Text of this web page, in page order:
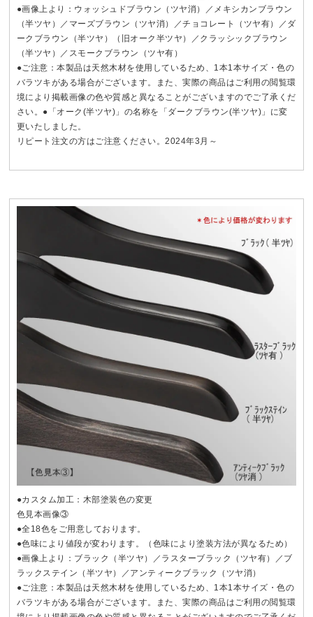
●画像上より：ウォッシュドブラウン（ツヤ消）／メキシカンブラウン
（半ツヤ）／マーズブラウン（ツヤ消）／チョコレート（ツヤ有）／ダ
ークブラウン（半ツヤ）（旧オーク半ツヤ）／クラッシックブラウン
（半ツヤ）／スモークブラウン（ツヤ有）
●ご注意：本製品は天然木材を使用しているため、1本1本サイズ・色の
バラツキがある場合がございます。また、実際の商品はご利用の閲覧環
境により掲載画像の色や質感と異なることがございますのでご了承くだ
さい。●「オーク(半ツヤ)」の名称を「ダークブラウン(半ツヤ)」に変
更いたしました。
リピート注文の方はご注意ください。2024年3月～
●カスタム加工：木部塗装色の変更
色見本画像③
●全18色をご用意しております。
●色味により値段が変わります。（色味により塗装方法が異なるため）
●画像上より：ブラック（半ツヤ）／ラスターブラック（ツヤ有）／ブ
ラックステイン（半ツヤ）／アンティークブラック（ツヤ消）
●ご注意：本製品は天然木材を使用しているため、1本1本サイズ・色の
バラツキがある場合がございます。また、実際の商品はご利用の閲覧環